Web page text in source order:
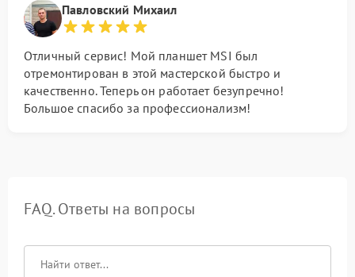
Павловский Михаил
Отличный сервис! Мой планшет MSI был
отремонтирован в этой мастерской быстро и
качественно. Теперь он работает безупречно!
Большое спасибо за профессионализм!
FAQ. Ответы на вопросы